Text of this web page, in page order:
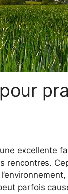
excellente
rencontres.
parfois